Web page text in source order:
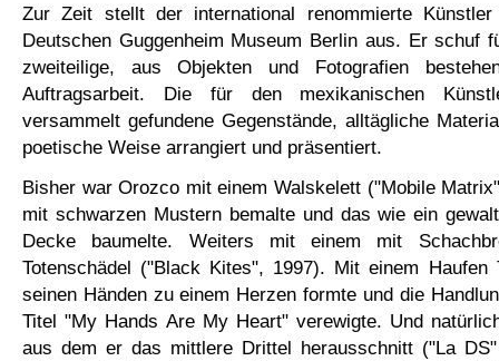
Zur Zeit stellt der international renommierte
Deutschen Guggenheim Museum Berlin aus. Er schuf
zweiteilige, aus Objekten und Fotografien
Auftragsarbeit. Die für den mexikanischen
versammelt gefundene Gegenstände, alltägliche
poetische Weise arrangiert und präsentiert.
Bisher war Orozco mit einem Walskelett ("Mobile
mit schwarzen Mustern bemalte und das wie ein
Decke baumelte. Weiters mit einem mit
Totenschädel ("Black Kites", 1997). Mit einem
seinen Händen zu einem Herzen formte und die
Titel "My Hands Are My Heart" verewigte. Und
aus dem er das mittlere Drittel herausschnitt ("La